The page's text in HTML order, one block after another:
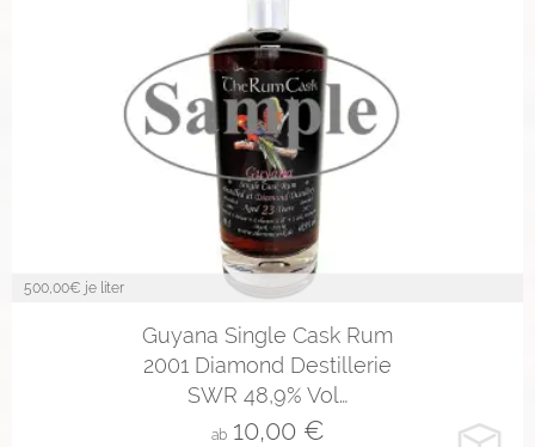
500,00€ je liter
Guyana Single Cask Rum
2001 Diamond Destillerie
SWR 48,9% Vol…
ab 10,00€